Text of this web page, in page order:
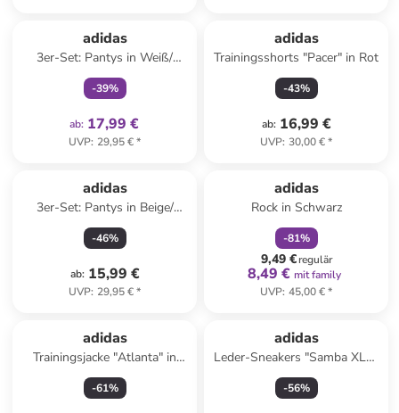
adidas
3er-Set: Pantys in Weiß/
Hellblau/ Pink
-39%
ab: 17,99 €
UVP: 29,95 €*
adidas
Trainingsshorts "Pacer" in Rot
-43%
ab: 16,99 €
UVP: 30,00 €*
adidas
3er-Set: Pantys in Beige/
Schwarz/ Rosa
-46%
ab: 15,99 €
UVP: 29,95 €*
adidas
Rock in Schwarz
-81%
9,49 €regulär
8,49 € mit family
UVP: 45,00 €*
adidas
Trainingsjacke "Atlanta" in
Creme
-61%
adidas
Leder-Sneakers "Samba XLG"
in Beige/ Weiß
-56%